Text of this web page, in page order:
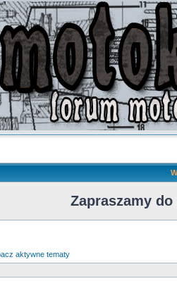
Zapraszamy do
aktywne tematy